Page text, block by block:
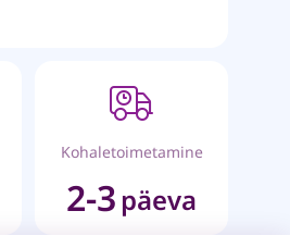
Kohaletoimetamine
2-3 päeva